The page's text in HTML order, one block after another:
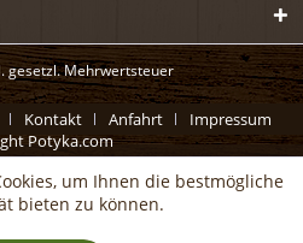
gesetzl. Mehrwertsteuer
Kontakt Anfahrt
Impressum
Potyka.com
um Ihnen die bestmögliche
bieten zu können.